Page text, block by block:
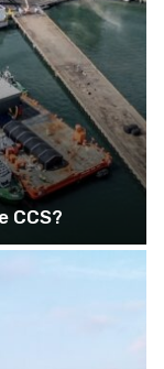
CCS?